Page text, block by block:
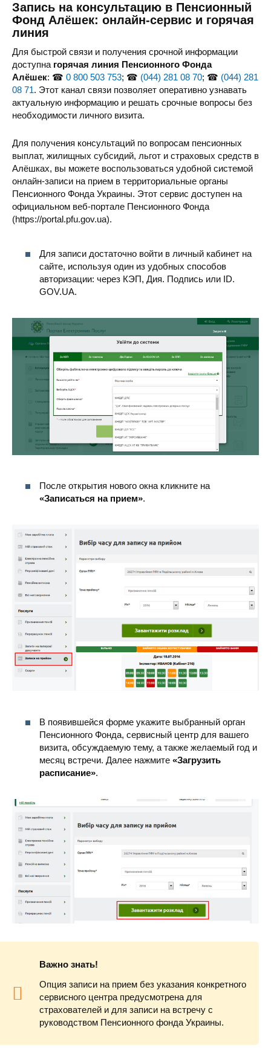
Запись на консультацию в Пенсионный
Фонд Алёшек: онлайн-сервис и горячая
линия
Для быстрой связи и получения срочной информации
доступна горячая линия Пенсионного Фонда
Алёшек: ☎ 0 800 503 753; ☎ (044) 281 08 70; ☎ (044) 281
08 71. Этот канал связи позволяет оперативно узнавать
актуальную информацию и решать срочные вопросы без
необходимости личного визита.
Для получения консультаций по вопросам пенсионных
выплат, жилищных субсидий, льгот и страховых средств в
Алёшках, вы можете воспользоваться удобной системой
онлайн-записи на прием в территориальные органы
Пенсионного Фонда Украины. Этот сервис доступен на
официальном веб-портале Пенсионного Фонда
(https://portal.pfu.gov.ua).
Для записи достаточно войти в личный кабинет на
сайте, используя один из удобных способов
авторизации: через КЭП, Дия. Подпись или ID.
GOV.UA.
После открытия нового окна кликните на
«Записаться на прием».
В появившейся форме укажите выбранный орган
Пенсионного Фонда, сервисный центр для вашего
визита, обсуждаемую тему, а также желаемый год и
месяц встречи. Далее нажмите «Загрузить
расписание».
Важно знать!
Опция записи на прием без указания конкретного
сервисного центра предусмотрена для
страхователей и для записи на встречу с
руководством Пенсионного фонда Украины.